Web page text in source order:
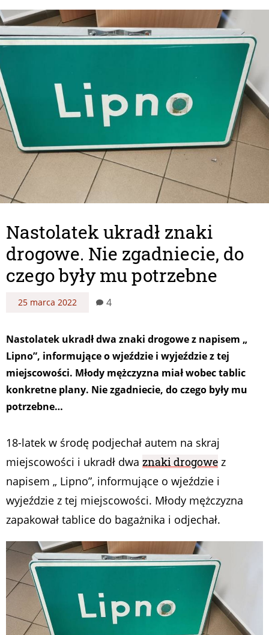
Nastolatek ukradł znaki
drogowe. Nie zgadniecie, do
czego były mu potrzebne
25 marca 2022 4
Nastolatek ukradł dwa znaki drogowe z napisem „
Lipno”, informujące o wjeździe i wyjeździe z tej
miejscowości. Młody mężczyzna miał wobec tablic
konkretne plany. Nie zgadniecie, do czego były mu
potrzebne…
18-latek w środę podjechał autem na skraj
miejscowości i ukradł dwa znaki drogowe z
napisem „ Lipno”, informujące o wjeździe i
wyjeździe z tej miejscowości. Młody mężczyzna
zapakował tablice do bagażnika i odjechał.